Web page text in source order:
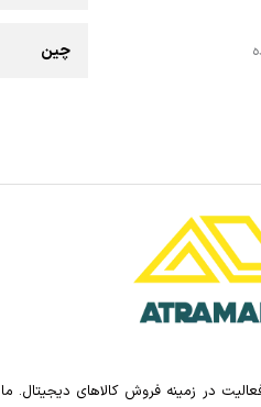
چین
سابقه فعالیت در زمینه فروش کالاهای دیجیتال. ما